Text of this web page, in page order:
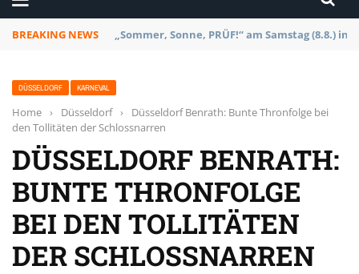
BREAKING NEWS Düsseldorf: Am 6. September ist wieder zakk
DÜSSELDORF KARNEVAL
Home › Düsseldorf ›
Düsseldorf Benrath: Bunte Thronfolge bei
den Tollitäten der Schlossnarren
DÜSSELDORF BENRATH:
BUNTE THRONFOLGE
BEI DEN TOLLITÄTEN
DER SCHLOSSNARREN